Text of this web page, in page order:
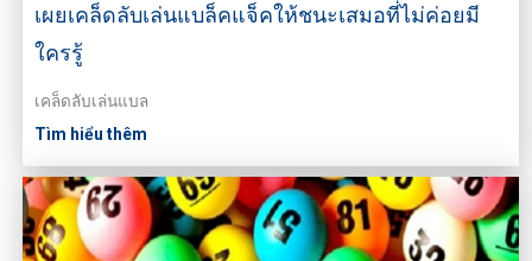
เผยเคล็ดลับเล่นแบล็คแจ็คให้ชนะเสมอที่ไม่ค่อยมี
ใครรู้
เคล็ดลับเล่นแบล
Tìm hiểu thêm